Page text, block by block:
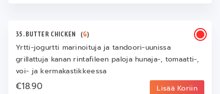
35. BUTTER CHICKEN (G)
Yrtti-jogurtti marinoituja ja tandoori-uunissa
grillattuja kanan rintafileen paloja hunaja-, tomaatti-,
voi- ja kermakastikkeessa
€18.90 Lisää Koriin